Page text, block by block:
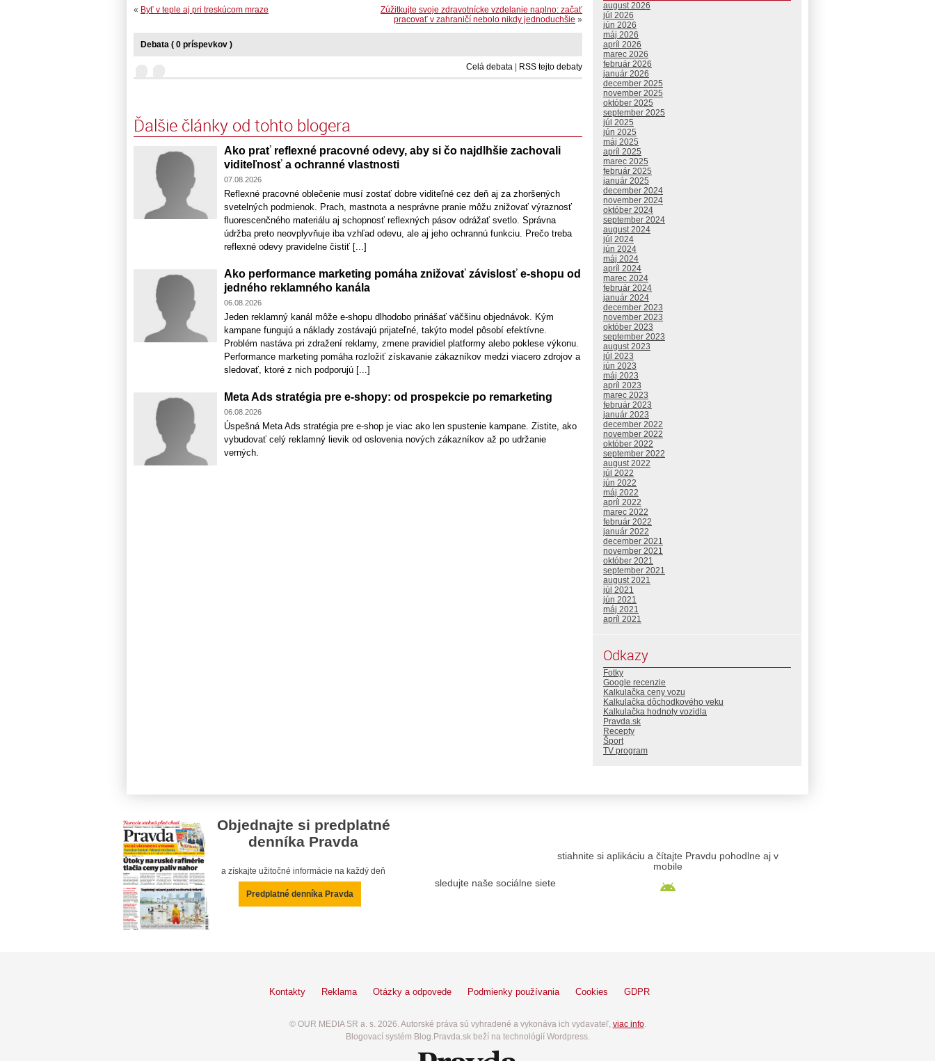
Zúžitkujte svoje zdravotnícke vzdelanie naplno: začať
pracovať v zahraničí nebolo nikdy jednoduchšie »
« Byť v teple aj pri treskúcom mraze
Debata ( 0 príspevkov )
Celá debata RSS tejto debaty
Ďalšie články od tohto blogera
Ako prať reflexné pracovné odevy, aby si čo najdlhšie zachovali
viditeľnosť a ochranné vlastnosti
07.08.2026
Reflexné pracovné oblečenie musí zostať dobre viditeľné cez deň aj za zhoršených
svetelných podmienok. Prach, mastnota a nesprávne pranie môžu znižovať výraznosť
fluorescenčného materiálu aj schopnosť reflexných pásov odrážať svetlo. Správna
údržba preto neovplyvňuje iba vzhľad odevu, ale aj jeho ochrannú funkciu. Prečo treba
reflexné odevy pravidelne čistiť [...]
Ako performance marketing pomáha znižovať závislosť e-shopu od
jedného reklamného kanála
06.08.2026
Jeden reklamný kanál môže e-shopu dlhodobo prinášať väčšinu objednávok. Kým
kampane fungujú a náklady zostávajú prijateľné, takýto model pôsobí efektívne.
Problém nastáva pri zdražení reklamy, zmene pravidiel platformy alebo poklese výkonu.
Performance marketing pomáha rozložiť získavanie zákazníkov medzi viacero zdrojov a
sledovať, ktoré z nich podporujú [...]
Meta Ads stratégia pre e-shopy: od prospekcie po remarketing
06.08.2026
Úspešná Meta Ads stratégia pre e-shop je viac ako len spustenie kampane. Zistite, ako
vybudovať celý reklamný lievik od oslovenia nových zákazníkov až po udržanie
verných.
august 2026
júl 2026
jún 2026
máj 2026
apríl 2026
marec 2026
február 2026
január 2026
december 2025
november 2025
október 2025
september 2025
júl 2025
jún 2025
máj 2025
apríl 2025
marec 2025
február 2025
január 2025
december 2024
november 2024
október 2024
september 2024
august 2024
júl 2024
jún 2024
máj 2024
apríl 2024
marec 2024
február 2024
január 2024
december 2023
november 2023
október 2023
september 2023
august 2023
júl 2023
jún 2023
máj 2023
apríl 2023
marec 2023
február 2023
január 2023
december 2022
november 2022
október 2022
september 2022
august 2022
júl 2022
jún 2022
máj 2022
apríl 2022
marec 2022
február 2022
január 2022
december 2021
november 2021
október 2021
september 2021
august 2021
júl 2021
jún 2021
máj 2021
apríl 2021
Odkazy
Fotky
Google recenzie
Kalkulačka ceny vozu
Kalkulačka dôchodkového veku
Kalkulačka hodnoty vozidla
Pravda.sk
Recepty
Šport
TV program
Objednajte si predplatné
denníka Pravda
a získajte užitočné informácie na každý deň
Predplatné denníka Pravda
sledujte naše sociálne siete
stiahnite si aplikáciu a čítajte Pravdu pohodlne aj v
mobile
Kontakty Reklama Otázky a odpovede Podmienky používania Cookies GDPR
© OUR MEDIA SR a. s. 2026. Autorské práva sú vyhradené a vykonáva ich vydavateľ, viac info.
Blogovací systém Blog.Pravda.sk beží na technológií Wordpress.